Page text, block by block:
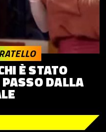
È STATO
DALLA